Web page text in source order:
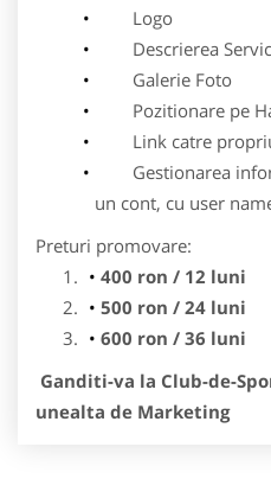
Logo
Descrierea
Galerie Foto
Pozitionare pe
Link catre
Gestionarea
un cont, cu user
Preturi promovare:
400 ron / 12 luni
500 ron / 24 luni
600 ron / 36 luni
Ganditi-va la Club-de-
unealta de Marketing